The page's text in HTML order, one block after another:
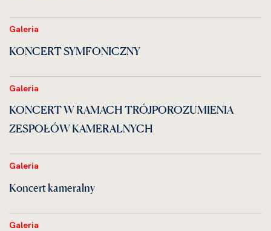
Galeria
KONCERT SYMFONICZNY
Galeria
KONCERT W RAMACH TRÓJPOROZUMIENIA
ZESPOŁÓW KAMERALNYCH
Galeria
Koncert kameralny
Galeria